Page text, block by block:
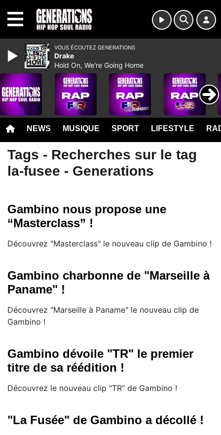
NEWS MUSIQUE SPORT LIFESTYLE
Tags - Recherches sur le tag
la-fusee - Generations
Gambino nous propose une
“Masterclass” !
Découvrez "Masterclass" le nouveau clip de Gambino !
Gambino charbonne de "Marseille à
Paname" !
Découvrez "Marseille à Paname" le nouveau clip de
Gambino !
Gambino dévoile "TR" le premier
titre de sa réédition !
Découvrez le nouveau clip "TR" de Gambino !
"La Fusée" de Gambino a décollé !
VOUS ÉCOUTEZ GENERATIONS
Drake
Hold On, We're Going Home